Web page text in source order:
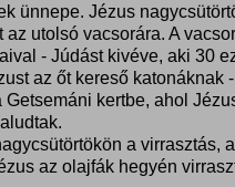
ünnepe. Jézus
az utolsó vacsorára. A
- Júdást kivéve, aki 30
az őt kereső katonáknak
kertbe, ahol
a virrasztás,
az olajfák hegyén